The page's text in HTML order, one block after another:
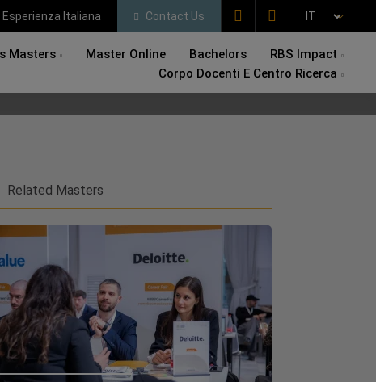
Esperienza Italiana Contact Us
Masters Master Online Bachelors
RBS Impact
Corpo Docenti E Centro Ricerca
Related Masters